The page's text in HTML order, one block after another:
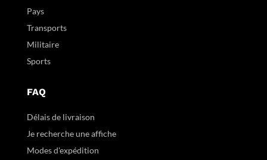
Pays
Transports
Militaire
Sports
FAQ
Délais de livraison
Je recherche une affiche
Modes d'expédition